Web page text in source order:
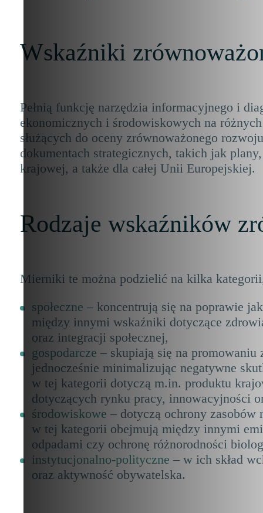
Wskaźniki
Pełnią funkcję narzędzia informacyjnego i
ekonomicznych i środowiskowych na
służących do oceny zrównoważonego
dokumentach strategicznych, takich jak
krajowej, a także dla całej Unii Europejskiej.
Rodzaje wskaźników
Mierniki te można podzielić na kilka
społeczne – koncentrują się na poprawie
między innymi wskaźniki dotyczące
oraz integracji społecznej,
gospodarcze – skupiają się na promowaniu
jednocześnie minimalizując negatywne
w tej kategorii dotyczą m.in. produktu
dotyczących rynku pracy, innowacyjności
środowiskowe – dotyczą ochrony
w tej kategorii obejmują między innymi
odpadami czy ochronę różnorodności
instytucjonalno-polityczne – w ich skład
oraz aktywność obywatelska.